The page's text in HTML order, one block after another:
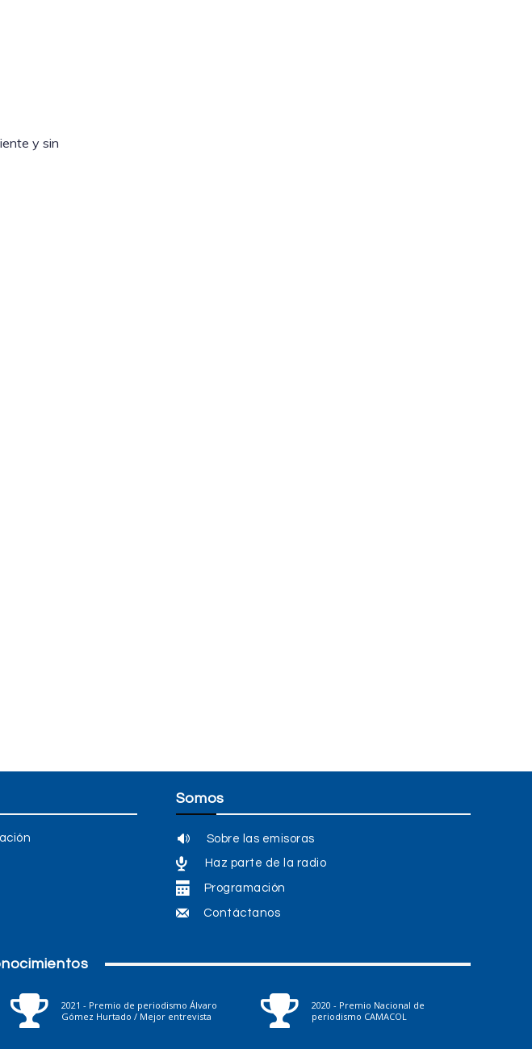
y sin
Somos
Sobre las emisoras
Haz parte de la radio
Programación
Contáctanos
2021 - Premio de periodismo Álvaro
Gómez Hurtado / Mejor entrevista
2020 - Premio Nacional de
periodismo CAMACOL